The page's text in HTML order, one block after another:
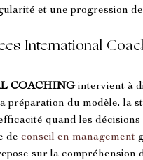
et une progression
International
COACHING intervient à
préparation du modèle, la
quand les
de conseil en management
sur la compréhension